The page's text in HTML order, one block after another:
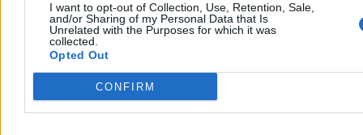
I want to opt-out of Collection, Use, Retention, Sale,
and/or Sharing of my Personal Data that Is
Unrelated with the Purposes for which it was
collected.
Opted Out
CONFIRM